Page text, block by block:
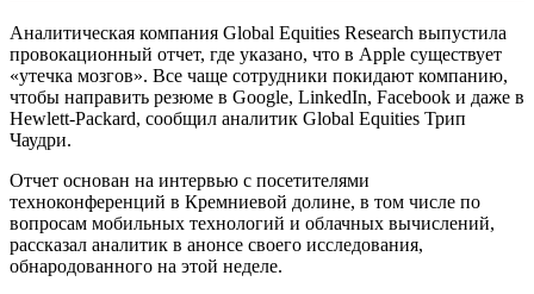
Аналитическая компания Global Equities Research выпустила
провокационный отчет, где указано, что в Apple существует
«утечка мозгов». Все чаще сотрудники покидают компанию,
чтобы направить резюме в Google, LinkedIn, Facebook и даже в
Hewlett-Packard, сообщил аналитик Global Equities Трип
Чаудри.
Отчет основан на интервью с посетителями
техноконференций в Кремниевой долине, в том числе по
вопросам мобильных технологий и облачных вычислений,
рассказал аналитик в анонсе своего исследования,
обнародованного на этой неделе.